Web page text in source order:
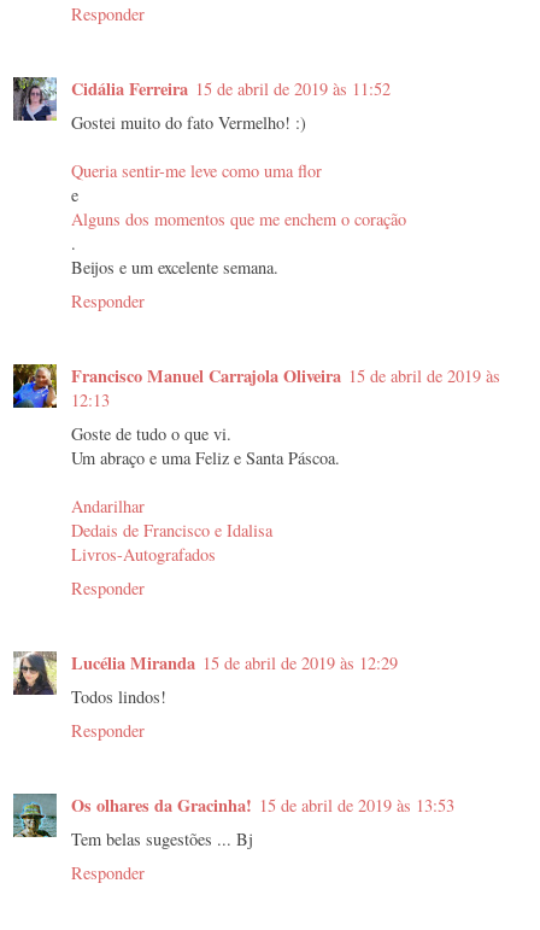
Responder
Cidália Ferreira 15 de abril de 2019 às 11:52
Gostei muito do fato Vermelho! :)
Queria sentir-me leve como uma flor
e
Alguns dos momentos que me enchem o coração
.
Beijos e um excelente semana.
Responder
Francisco Manuel Carrajola Oliveira 15 de abril de 2019 às
12:13
Goste de tudo o que vi.
Um abraço e uma Feliz e Santa Páscoa.
Andarilhar
Dedais de Francisco e Idalisa
Livros-Autografados
Responder
Lucélia Miranda 15 de abril de 2019 às 12:29
Todos lindos!
Responder
Os olhares da Gracinha! 15 de abril de 2019 às 13:53
Tem belas sugestões ... Bj
Responder